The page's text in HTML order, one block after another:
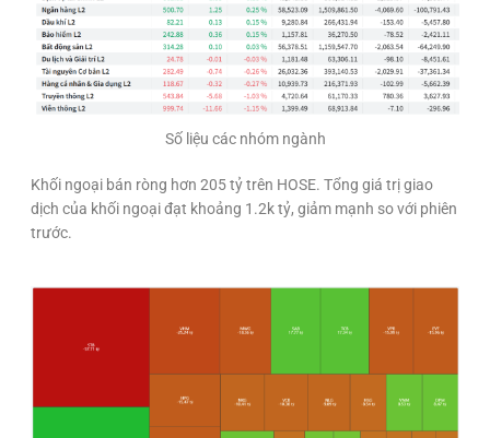
Số liệu các nhóm ngành
Khối ngoại bán ròng hơn 205 tỷ trên HOSE. Tổng giá trị giao
dịch của khối ngoại đạt khoảng 1.2k tỷ, giảm mạnh so với phiên
trước.